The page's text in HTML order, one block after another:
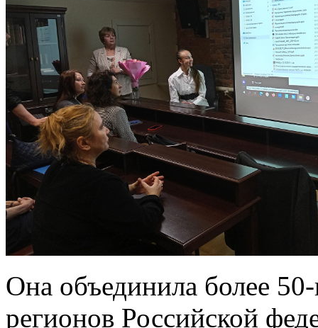
Она объединила более
регионов Российской